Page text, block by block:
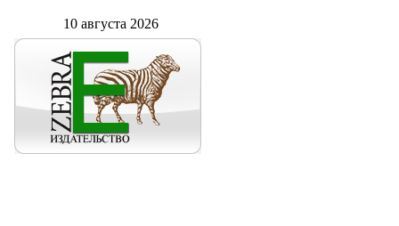
10 августа 2026